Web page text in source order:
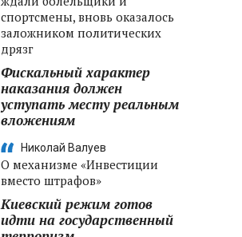
спортсмены, вновь оказалось
заложником политических
дрязг
Фискальный характер
наказания должен
уступать месту реальным
вложениям
Николай Валуев
О механизме «Инвестиции
вместо штрафов»
Киевский режим готов
идти на государственный